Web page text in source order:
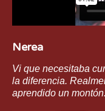
Nerea
Vi que necesitaba
la diferencia.
aprendido un montón.